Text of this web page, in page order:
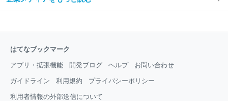
はてなブックマーク
アプリ・拡張機能 開発ブログ ヘルプ お問い合わせ
ガイドライン 利用規約 プライバシーポリシー
利用者情報の外部送信について